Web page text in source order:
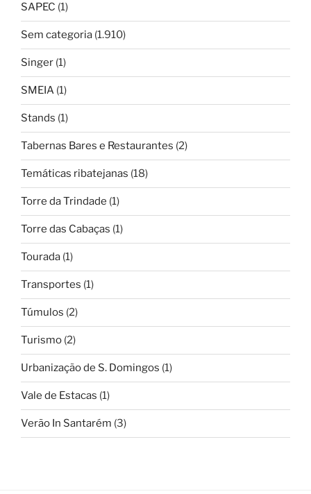
SAPEC (1)
Sem categoria (1.910)
Singer (1)
SMEIA (1)
Stands (1)
Tabernas Bares e Restaurantes (2)
Temáticas ribatejanas (18)
Torre da Trindade (1)
Torre das Cabaças (1)
Tourada (1)
Transportes (1)
Túmulos (2)
Turismo (2)
Urbanização de S. Domingos (1)
Vale de Estacas (1)
Verão In Santarém (3)